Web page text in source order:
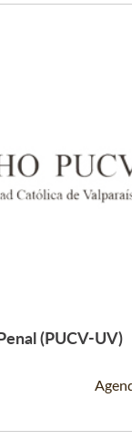
Leer Más +
(PUCV-UV)